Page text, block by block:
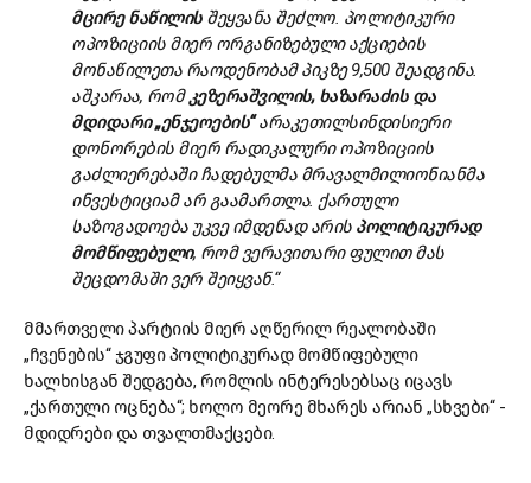
მცირენაწილის შეყვანა შეძლო. პოლიტიკური
ოპოზიციის მიერ ორგანიზებულიაქციების
მონაწილეთა რაოდენობამპიკზე 9,500 შეადგინა.
აშკარაა, რომკეზერაშვილის, ხაზარაძის და
მდიდარი „ენჯეოების“ არაკეთილსინდისიერი
დონორების მიერ რადიკალურიოპოზიციის
გაძლიერებაშიჩადებულმა მრავალმილიონიანმა
ინვესტიციამარ გაამართლა. ქართული
საზოგადოება უკვეიმდენადარის პოლიტიკურად
მომწიფებული, რომვერავითარიფულითმას
შეცდომაშივერ შეიყვან.“
მმართველი პარტიის მიერ აღწერილ რეალობაში
„ჩვენების“ ჯგუფი პოლიტიკურად მომწიფებული
ხალხისგან შედგება, რომლის ინტერესებსაც იცავს
„ქართული ოცნება“; ხოლო მეორე მხარეს არიან „სხვები“ -
მდიდრები და თვალთმაქცები.